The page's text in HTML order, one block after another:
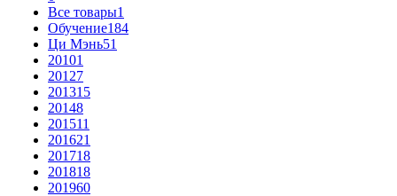
Все товары1
Обучение184
Ци Мэнь51
20101
20127
201315
20148
201511
201621
201718
201818
201960